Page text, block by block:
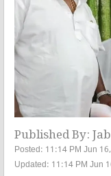
Published By:
Posted: 11:14 PM Jun
Updated: 11:14 PM Jun